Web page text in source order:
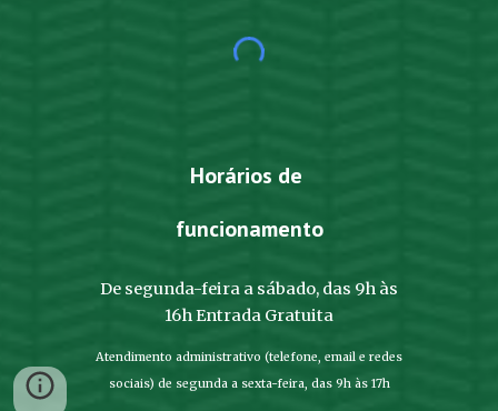
Horários de
funcionamento
De segunda-feira a sábado, das 9h às
16h Entrada Gratuita
Atendimento administrativo (telefone, email e redes
sociais) de segunda a sexta-feira, das 9h às 17h